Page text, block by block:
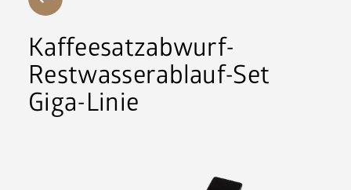
Zahlungssysteme
Kaffeemaschinen
Kaffeesatzabwurf-
Restwasserablauf-Set
Giga-Linie